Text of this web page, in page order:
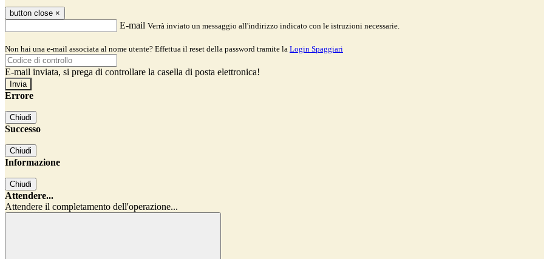
button close ×
E-mail Verrà inviato un messaggio all'indirizzo indicato con le istruzioni necessarie.
Non hai una e-mail associata al nome utente? Effettua il reset della password tramite la Login Spaggiari
E-mail inviata, si prega di controllare la casella di posta elettronica!
Errore
Chiudi
Successo
Chiudi
Informazione
Chiudi
Attendere...
Attendere il completamento dell'operazione...